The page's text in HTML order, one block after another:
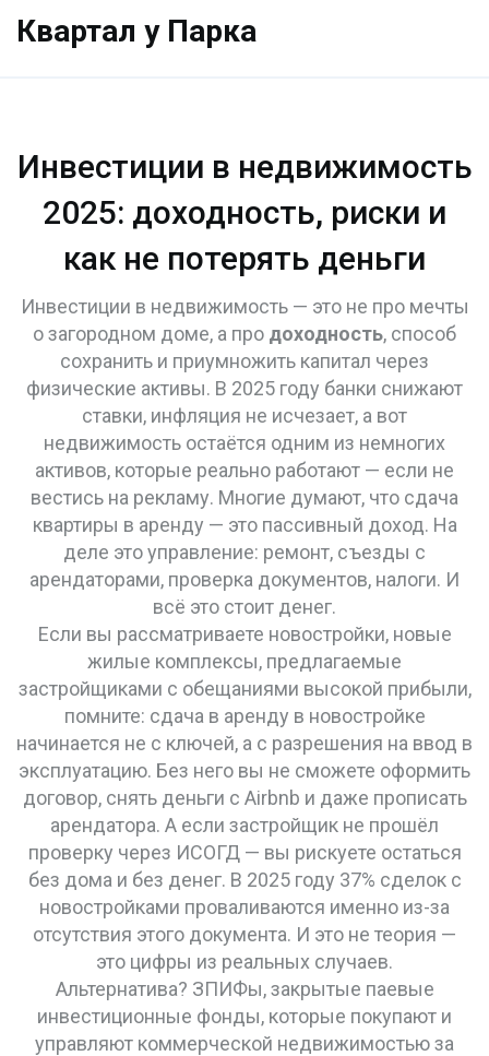
Квартал у Парка
Инвестиции в недвижимость
2025: доходность, риски и
как не потерять деньги
Инвестиции в недвижимость — это не про мечты
о загородном доме, а про доходность, способ
сохранить и приумножить капитал через
физические активы. В 2025 году банки снижают
ставки, инфляция не исчезает, а вот
недвижимость остаётся одним из немногих
активов, которые реально работают — если не
вестись на рекламу. Многие думают, что сдача
квартиры в аренду — это пассивный доход. На
деле это управление: ремонт, съезды с
арендаторами, проверка документов, налоги. И
всё это стоит денег.
Если вы рассматриваете новостройки, новые
жилые комплексы, предлагаемые
застройщиками с обещаниями высокой прибыли,
помните: сдача в аренду в новостройке
начинается не с ключей, а с разрешения на ввод в
эксплуатацию. Без него вы не сможете оформить
договор, снять деньги с Airbnb и даже прописать
арендатора. А если застройщик не прошёл
проверку через ИСОГД — вы рискуете остаться
без дома и без денег. В 2025 году 37% сделок с
новостройками проваливаются именно из-за
отсутствия этого документа. И это не теория —
это цифры из реальных случаев.
Альтернатива? ЗПИФы,закрытые паевые
инвестиционные фонды, которые покупают и
управляют коммерческой недвижимостью за